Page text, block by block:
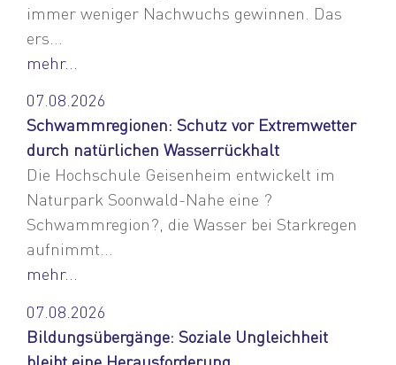
immer weniger Nachwuchs gewinnen. Das
ers...
mehr...
07.08.2026
Schwammregionen: Schutz vor Extremwetter
durch natürlichen Wasserrückhalt
Die Hochschule Geisenheim entwickelt im
Naturpark Soonwald-Nahe eine ?
Schwammregion?, die Wasser bei Starkregen
aufnimmt...
mehr...
07.08.2026
Bildungsübergänge: Soziale Ungleichheit